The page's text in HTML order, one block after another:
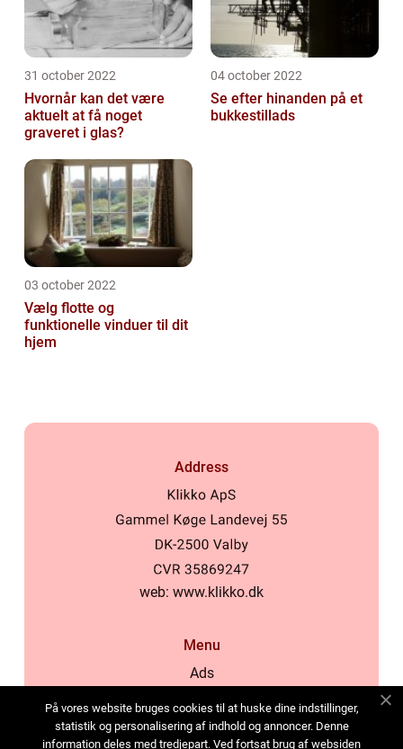
31 october 2022
Hvornår kan det være
aktuelt at få noget
graveret i glas?
04 october 2022
Se efter hinanden på et
bukkestillads
03 october 2022
Vælg flotte og
funktionelle vinduer til dit
hjem
Address
web: www.klikko.dk
Menu
Ads
Cookies
På vores website bruges cookies til at huske dine indstillinger,
statistik og personalisering af indhold og annoncer. Denne
information deles med tredjepart. Ved fortsat brug af websiden